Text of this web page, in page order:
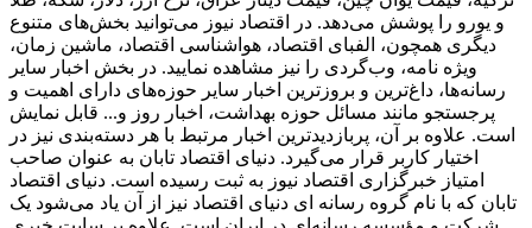
و یورو را پوشش می‌دهد. در اقتصاد نیوز می‌توانید بخش‌های متنوع
دیگری همچون، الفبای اقتصاد، هواشناسی اقتصاد، ماشین زمان،
ویژه نامه، وب‌گردی را نیز مشاهده نمایید. در بخش اخبار سایر
رسانه‌ها، داغ‌ترین و بروزترین اخبار سایر حوزه‌های دارای اهمیت و
پرجستجو مانند مسائل حوزه بهداشت، اخبار روز و... قابل نمایش
است. علاوه بر آن، پربازدیدترین اخبار مرتبط با هر دسته‌بندی نیز در
اختیار کاربر قرار می‌گیرد. دنیای اقتصاد تابان به عنوان صاحب
امتیاز خبرگزاری اقتصاد نیوز به ثبت رسیده است. دنیای اقتصاد
تابان که با نام گروه رسانه ای دنیای اقتصاد نیز از آن یاد می‌شود یک